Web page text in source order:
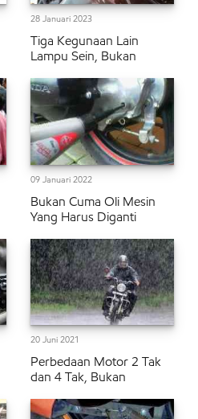
28 Januari 2023
Tiga Kegunaan Lain
Lampu Sein, Bukan
09 Januari 2022
Bukan Cuma Oli Mesin
Yang Harus Diganti
20 Juni 2021
Perbedaan Motor 2 Tak
dan 4 Tak, Bukan